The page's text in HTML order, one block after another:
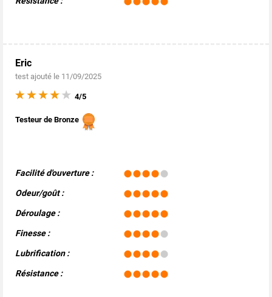
Eric
test ajouté le 11/09/2025
4/5
Testeur de Bronze
Facilité d'ouverture :
Odeur/goût :
Déroulage :
Finesse :
Lubrification :
Résistance :